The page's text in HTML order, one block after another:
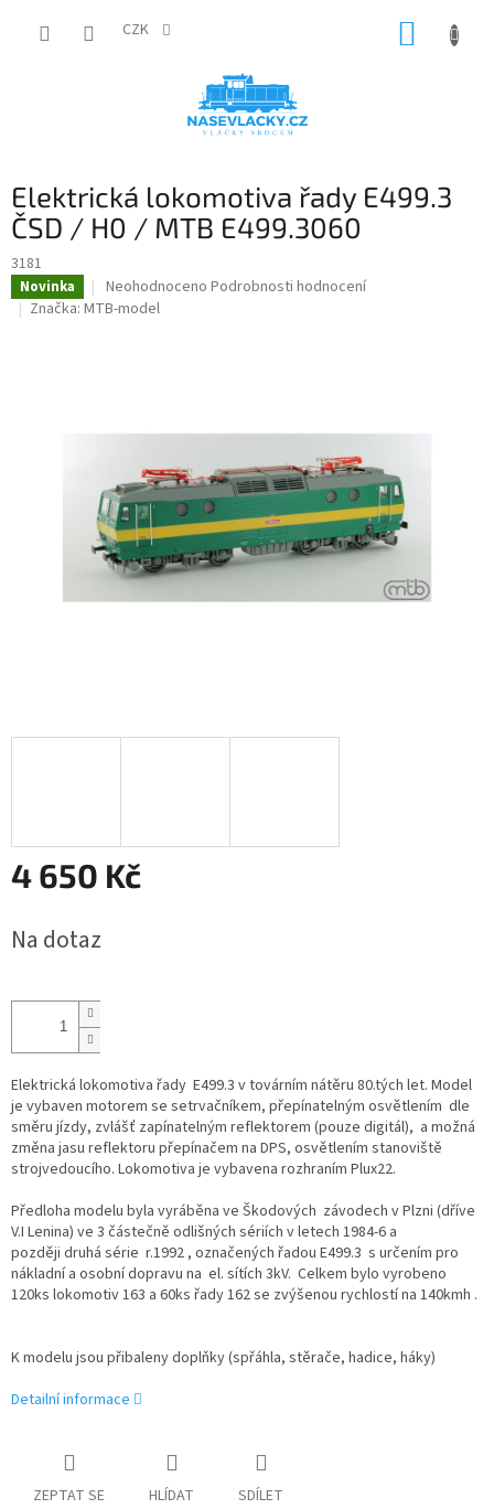
CZK
Elektrická lokomotiva řady E499.3
ČSD / H0 / MTB E499.3060
3181
Novinka
Průměrné
hodnocení
hvězdiček.
Neohodnoceno Podrobnosti hodnocení
Značka: MTB-model
4 650 Kč
cena:
Na dotaz
Elektrická lokomotiva řady E499.3 v továrním nátěru 80.tých let. Model
je vybaven motorem se setrvačníkem, přepínatelným osvětlením dle
směru jízdy, zvlášť zapínatelným reflektorem (pouze digitál), a možná
změna jasu reflektoru přepínačem na DPS, osvětlením stanoviště
strojvedoucího. Lokomotiva je vybavena rozhraním Plux22.
Předloha modelu byla vyráběna ve Škodových závodech v Plzni (dříve
V.I Lenina) ve 3 částečně odlišných sériích v letech 1984-6 a
později druhá série r.1992 , označených řadou E499.3 s určením pro
nákladní a osobní dopravu na el. sítích 3kV. Celkem bylo vyrobeno
120ks lokomotiv 163 a 60ks řady 162 se zvýšenou rychlostí na 140kmh .
K modelu jsou přibaleny doplňky (spřáhla, stěrače, hadice, háky)
Detailní informace
ZEPTAT SE HLÍDAT SDÍLET